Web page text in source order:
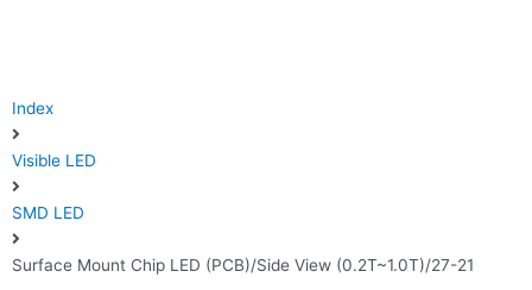
Index
Visible LED
SMD LED
Surface Mount Chip LED (PCB)/Side View (0.2T~1.0T)/27-21